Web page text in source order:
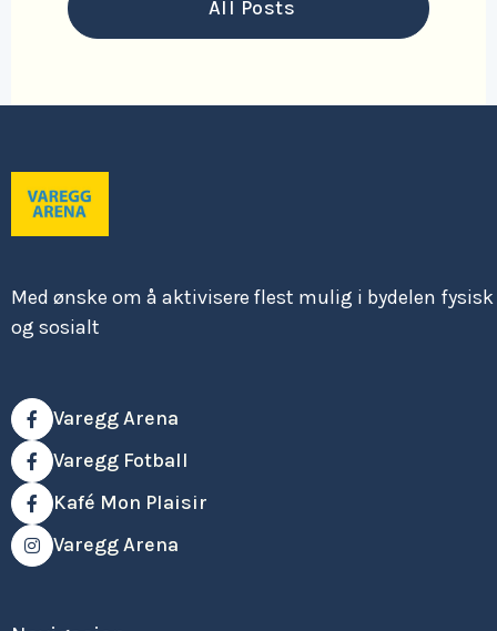
All Posts
Med ønske om å aktivisere flest mulig i bydelen fysisk
og sosialt
 Varegg Arena
 Varegg Fotball
 Kafé Mon Plaisir
 Varegg Arena